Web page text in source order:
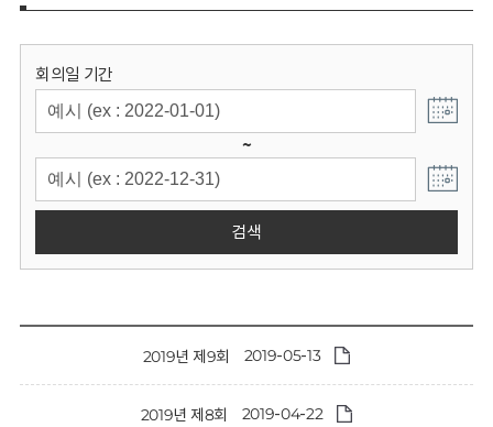
보
위
원
회
회의일 기간
~
검색
2019년 제9회 2019-05-13
2019년 제8회 2019-04-22